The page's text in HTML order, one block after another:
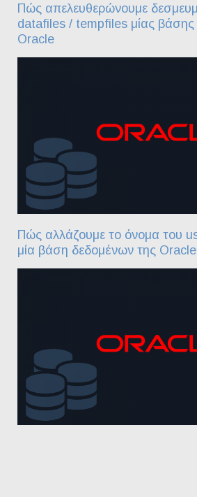
Πώς απελευθερώνουμε
datafiles / tempfiles μίας βάσης
Oracle
Πώς αλλάζουμε το όνομα του
μία βάση δεδομένων της Oracle